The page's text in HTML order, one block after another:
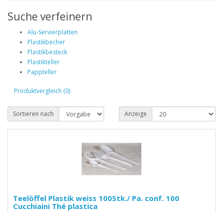
Suche verfeinern
Alu-Servierplatten
Plastikbecher
Plastikbesteck
Plastikteller
Pappteller
Produktvergleich (0)
Sortieren nach Anzeige
Teelöffel Plastik weiss 100Stk./ Pa. conf. 100
Cucchiaini Thé plastica